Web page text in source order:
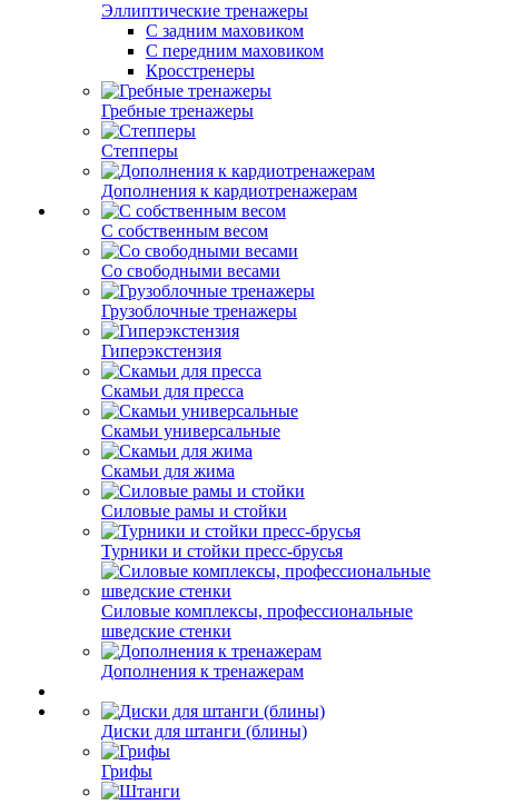
Эллиптические тренажеры
С задним маховиком
С передним маховиком
Кросстренеры
Гребные тренажеры
Степперы
Дополнения к кардиотренажерам
С собственным весом
Со свободными весами
Грузоблочные тренажеры
Гиперэкстензия
Скамьи для пресса
Скамьи универсальные
Скамьи для жима
Силовые рамы и стойки
Турники и стойки пресс-брусья
Силовые комплексы, профессиональные
шведские стенки
Дополнения к тренажерам
Диски для штанги (блины)
Грифы